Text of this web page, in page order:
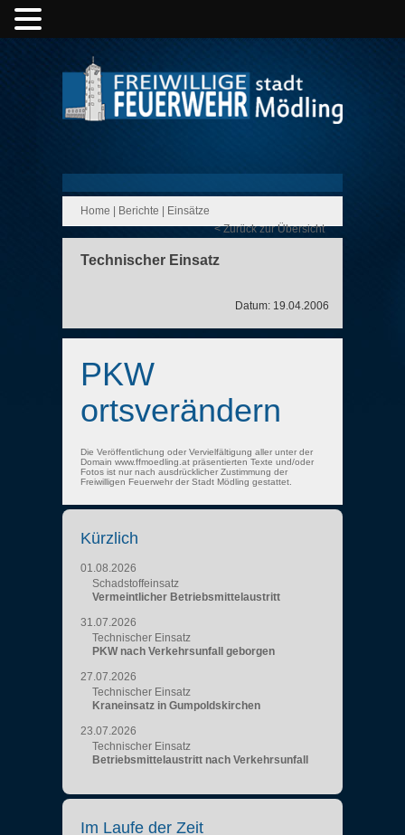
Home Berichte
Einsätze
< Zurück zur Übersicht
Technischer Einsatz
Datum: 19.04.2006
PKW
ortsverändern
Die Veröffentlichung oder Vervielfältigung aller unter der
Domain www.ffmoedling.at präsentierten Texte und/oder
Fotos ist nur nach ausdrücklicher Zustimmung der
Freiwilligen Feuerwehr der Stadt Mödling gestattet.
Kürzlich
01.08.2026
Schadstoffeinsatz
Vermeintlicher Betriebsmittelaustritt
31.07.2026
Technischer Einsatz
PKW nach Verkehrsunfall geborgen
27.07.2026
Technischer Einsatz
Kraneinsatz in Gumpoldskirchen
23.07.2026
Technischer Einsatz
Betriebsmittelaustritt nach Verkehrsunfall
Im Laufe der Zeit